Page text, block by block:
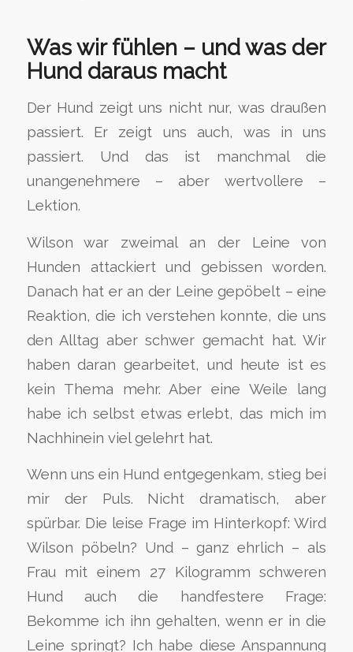
Was wir fühlen – und was der
Hund daraus macht
Der Hund zeigt uns nicht nur, was draußen
passiert. Er zeigt uns auch, was in uns
passiert. Und das ist manchmal die
unangenehmere – aber wertvollere –
Lektion.
Wilson war zweimal an der Leine von
Hunden attackiert und gebissen worden.
Danach hat er an der Leine gepöbelt – eine
Reaktion, die ich verstehen konnte, die uns
den Alltag aber schwer gemacht hat. Wir
haben daran gearbeitet, und heute ist es
kein Thema mehr. Aber eine Weile lang
habe ich selbst etwas erlebt, das mich im
Nachhinein viel gelehrt hat.
Wenn uns ein Hund entgegenkam, stieg bei
mir der Puls. Nicht dramatisch, aber
spürbar. Die leise Frage im Hinterkopf: Wird
Wilson pöbeln? Und – ganz ehrlich – als
Frau mit einem 27 Kilogramm schweren
Hund auch die handfestere Frage:
Bekomme ich ihn gehalten, wenn er in die
Leine springt? Ich habe diese Anspannung